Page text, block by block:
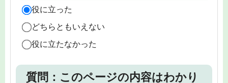
役に立った
どちらともいえない
役に立たなかった
質問：このページの内容はわかり